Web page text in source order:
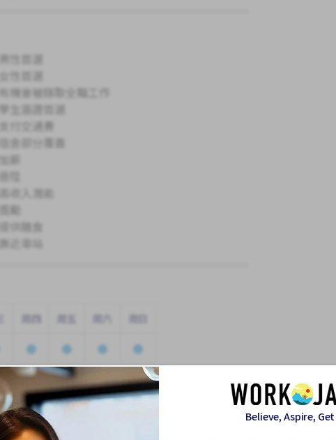
男性首選
女性首選
有機會被錄取全職工作
學生簽證首選
支付交通費
宿舍部分覆蓋
加薪
高收入潛能
獎勵
提供膳食
靠近車站
周四 周五 周六 周日
帶薪休假 Believe, Aspire,